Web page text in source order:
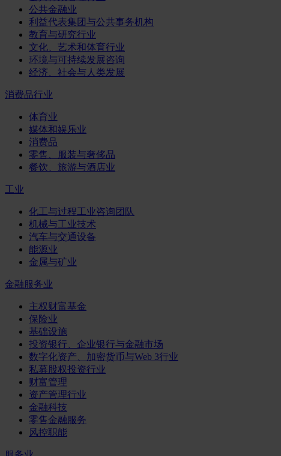
公共金融业
利益代表集团与公共事务机构
教育与研究行业
文化、艺术和体育行业
环境与可持续发展咨询
经济、社会与人类发展
消费品行业
体育业
媒体和娱乐业
消费品
零售、服装与奢侈品
餐饮、旅游与酒店业
工业
化工与过程工业咨询团队
机械与工业技术
汽车与交通设备
能源业
金属与矿业
金融服务业
主权财富基金
保险业
基础设施
投资银行、企业银行与金融市场
数字化资产、加密货币与Web 3行业
私募股权投资行业
财富管理
资产管理行业
金融科技
零售金融服务
风控职能